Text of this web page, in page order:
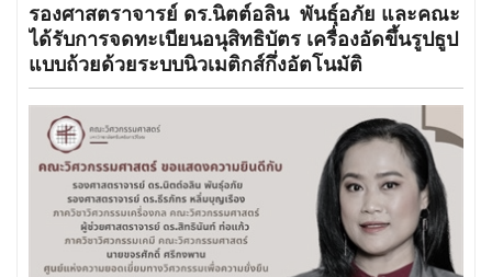
รองศาสตราจารย์ ดร.นิตต์อลิน พันธุ์อภัย และคณะ
ได้รับการจดทะเบียนอนุสิทธิบัตร เครื่องอัดขึ้นรูปธูป
แบบถ้วยด้วยระบบนิวเมติกส์กึ่งอัตโนมัติ